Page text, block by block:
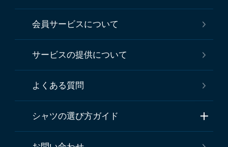
会員サービスについて
サービスの提供について
よくある質問
シャツの選び方ガイド